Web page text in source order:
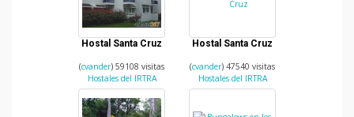
Hostal Santa Cruz
(cvander) 59108 visitas
Hostales del IRTRA
Hostal Santa Cruz
(cvander) 47540 visitas
Hostales del IRTRA